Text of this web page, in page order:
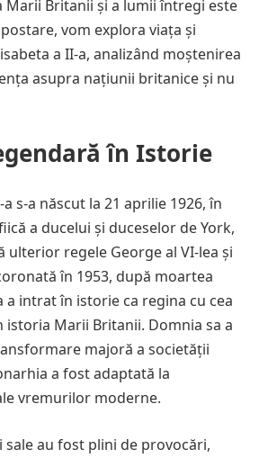
Marii Britanii și a lumii întregi este
vom explora viața și
a II-a, analizând moștenirea
asupra națiunii britanice și nu
în Istorie
s-a născut la 21 aprilie 1926, în
a ducelui și duceselor de York,
ulterior regele George al VI-lea și
în 1953, după moartea
a intrat în istorie ca regina cu cea
istoria Marii Britanii. Domnia sa a
majoră a societății
a fost adaptată la
vremurilor moderne.
sale au fost plini de provocări,